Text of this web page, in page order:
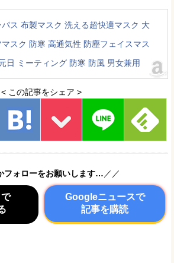
ス 布製マスク 洗える超快適マスク 大
スク 防寒 高通気性 防塵フェイスマス
日 ミーティング 防寒 防風 男女兼用
< この記事をシェア >
フォローをお願いします… ／／
Googleニュースで
記事を購読